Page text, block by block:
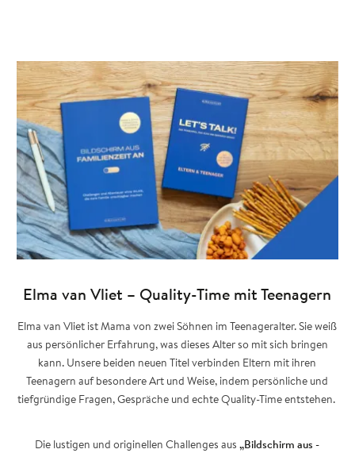
Elma van Vliet – Quality-Time mit Teenagern
Elma van Vliet ist Mama von zwei Söhnen im Teenageralter. Sie weiß
aus persönlicher Erfahrung, was dieses Alter so mit sich bringen
kann. Unsere beiden neuen Titel verbinden Eltern mit ihren
Teenagern auf besondere Art und Weise, indem persönliche und
tiefgründige Fragen, Gespräche und echte Quality-Time entstehen.
Die lustigen und originellen Challenges aus„Bildschirm aus -